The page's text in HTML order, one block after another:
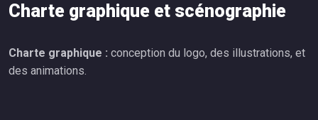
Charte graphique et scénographie
Charte graphique : conception du logo, des illustrations, et
des animations.